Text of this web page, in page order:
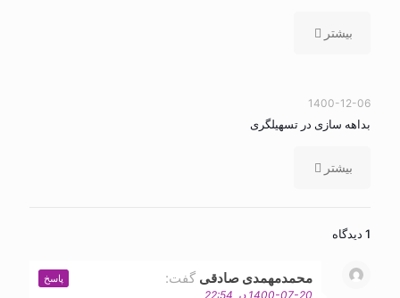
بیشتر
1400-12-06
بداهه سازی در تسهیلگری
بیشتر
1 دیدگاه
محمدمهمدی صادقی گفت:
1400-07-20 در 22:54
پاسخ